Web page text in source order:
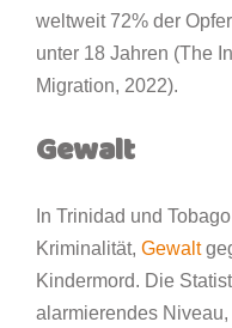
weltweit 72% der
unter 18 Jahren (The
Migration, 2022).
Gewalt
In Trinidad und
Kriminalität, Gewalt
Kindermord. Die
alarmierendes